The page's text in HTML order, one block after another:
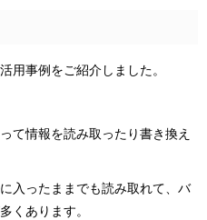
用事例をご紹介しました。
て情報を読み取ったり書き換え
入ったままでも読み取れて、バ
くあります。